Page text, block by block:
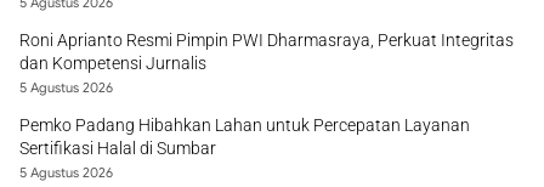
Roni Aprianto Resmi Pimpin PWI Dharmasraya, Perkuat Integritas
dan Kompetensi Jurnalis
5 Agustus 2026
Pemko Padang Hibahkan Lahan untuk Percepatan Layanan
Sertifikasi Halal di Sumbar
5 Agustus 2026